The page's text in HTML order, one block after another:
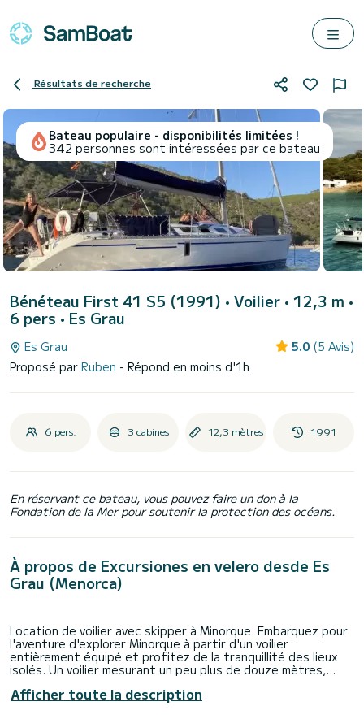
Résultats de recherche
Bateau populaire - disponibilités limitées !
342 personnes sont intéressées par ce bateau
Bénéteau First 41 S5 (1991) • Voilier • 12,3 m •
6 pers • Es Grau
Es Grau 5.0 (5 Avis)
Proposé par Ruben - Répond en moins d'1h
6 pers. 3 cabines 12,3 mètres 1991
En réservant ce bateau, vous pouvez faire un don à la
Fondation de la Mer pour soutenir la protection des océans.
À propos de Excursiones en velero desde Es
Grau (Menorca)
Location de voilier avec skipper à Minorque. Embarquez pour
l'aventure d'explorer Minorque à partir d'un voilier
entièrement équipé et profitez de la tranquillité des lieux
isolés. Un voilier mesurant un peu plus de douze mètres,
confortable pour transporter huit personnes.
Afficher toute la description